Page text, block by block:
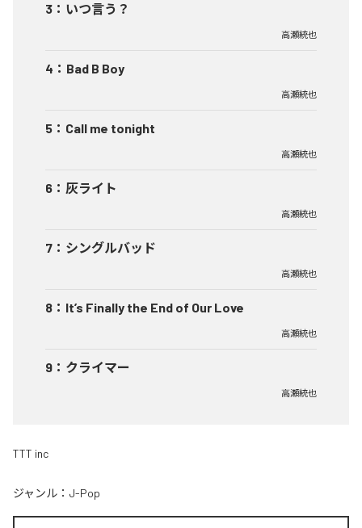
3 ： いつ言う？
高瀬統也
4 ： Bad B Boy
高瀬統也
5 ： Call me tonight
高瀬統也
6 ： 灰ライト
高瀬統也
7 ： シングルバッド
高瀬統也
8 ： It’s Finally the End of Our Love
高瀬統也
9 ： クライマー
高瀬統也
TTT inc
ジャンル： J-Pop